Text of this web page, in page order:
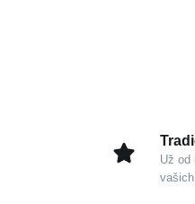
Už od